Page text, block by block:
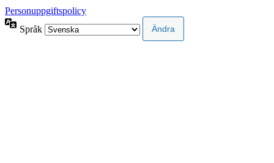
Personuppgiftspolicy
Språk